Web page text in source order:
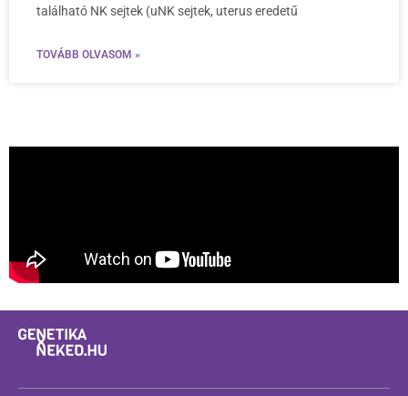
található NK sejtek (uNK sejtek, uterus eredetű
TOVÁBB OLVASOM »